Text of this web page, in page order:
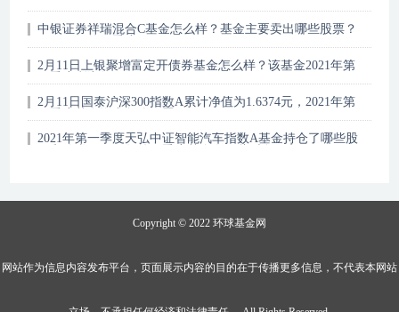
中银证券祥瑞混合C基金怎么样？基金主要卖出哪些股票？
2月11日上银聚增富定开债券基金怎么样？该基金2021年第
2月11日国泰沪深300指数A累计净值为1.6374元，2021年第
2021年第一季度天弘中证智能汽车指数A基金持仓了哪些股
Copyright © 2022 环球基金网
网站作为信息内容发布平台，页面展示内容的目的在于传播更多信息，不代表本网站